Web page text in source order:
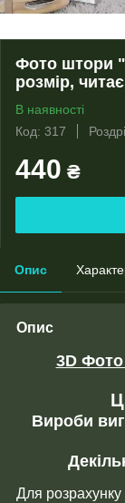
Фото штори
розмір,
В наявності
Код: 317
440 ₴
Опис
Опис
3D
Вироби
Для розрахунку